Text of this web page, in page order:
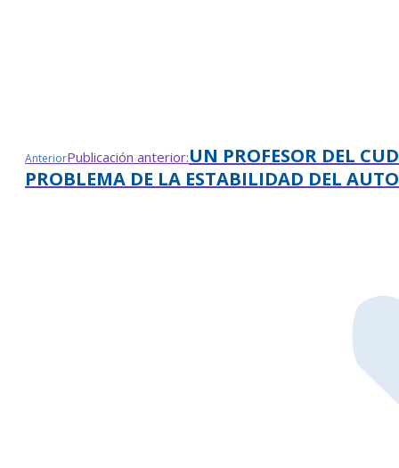
AnteriorPublicación anterior:UN PROFESOR DEL
PROBLEMA DE LA ESTABILIDAD DEL